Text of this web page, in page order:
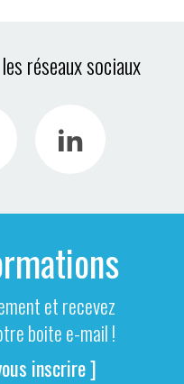
réseaux sociaux
et recevez
boite e-mail !
inscrire ]